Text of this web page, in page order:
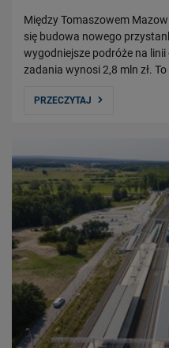
Między Tomaszowem
się budowa nowego
wygodniejsze podróże na
zadania wynosi 2,8 mln zł.
PRZECZYTAJ